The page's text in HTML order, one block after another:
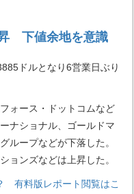
下値余地を意識
ドルとなり6営業日ぶり
ォース・ドットコムなど
ナショナル、ゴールドマ
ループなどが下落した。
ョンズなどは上昇した。
有料版レポート閲覧はこ